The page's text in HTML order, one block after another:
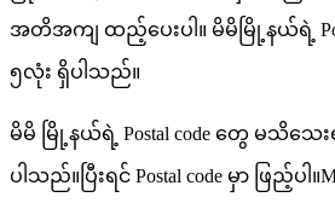
အတိအကျ ထည့်ပေးပါ။ မိမိမြို့နယ်ရဲ့
၅လုံး ရှိပါသည်။
မိမိ မြို့နယ်ရဲ့ Postal code တွေ မသိသေး
ပါသည်။ပြီးရင် Postal code မှာ ဖြည့်ပါ။